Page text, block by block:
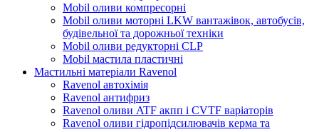
Mobil оливи компресорні
Mobil оливи моторні LKW вантажівок, автобусів,
будівельної та дорожньої техніки
Mobil оливи редукторні CLP
Mobil мастила пластичні
Мастильні матеріали Ravenol
Ravenol автохімія
Ravenol антифриз
Ravenol оливи ATF акпп і CVTF варіаторів
Ravenol оливи гідропідсилювачів керма та